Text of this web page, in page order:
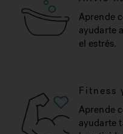
Aprende
ayudarte
el estrés.
Fitness
Aprende
ayudarte